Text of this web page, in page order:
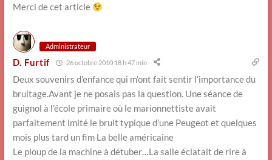
Merci de cet article
Administrateur
D. Furtif 26 octobre 2010 18 h 47 min
Deux souvenirs d’enfance qui m’ont fait sentir l’importance du
bruitage.Avant je ne posais pas la question. Une séance de
guignol à l’école primaire où le marionnettiste avait
parfaitement imité le bruit typique d’une Peugeot et quelques
mois plus tard un fim La belle américaine
Le ploup de la machine à détuber…La salle éclatait de rire à